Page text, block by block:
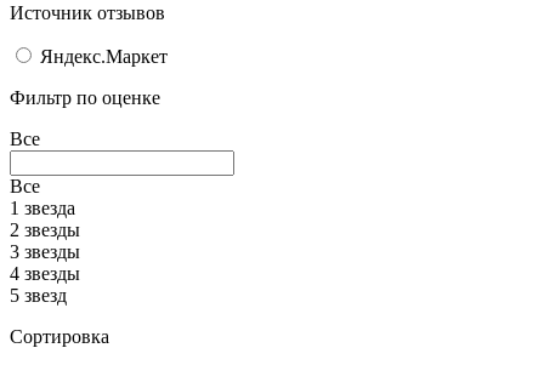
Источник отзывов
Яндекс.Маркет
Фильтр по оценке
Все
Все
1 звезда
2 звезды
3 звезды
4 звезды
5 звезд
Сортировка